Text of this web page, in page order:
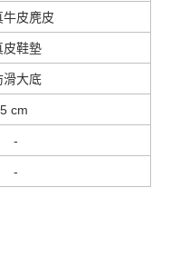
牛皮麂皮
皮鞋墊
滑大底
5 cm
-
-